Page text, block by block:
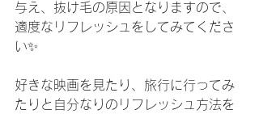
与え、抜け毛の原因となりますので、
適度なリフレッシュをしてみてくださ
い✨
好きな映画を見たり、旅行に行ってみ
たりと自分なりのリフレッシュ方法を